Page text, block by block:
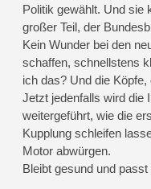
Politik gewählt. Und sie
großer Teil, der
Kein Wunder bei den
schaffen, schnellstens
ich das? Und die
Jetzt jedenfalls wird die
weitergeführt, wie die
Kupplung schleifen
Motor abwürgen.
Bleibt gesund und passt